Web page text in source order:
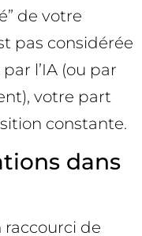
de votre
pas considérée
l’IA (ou par
votre part
constante.
dans
de